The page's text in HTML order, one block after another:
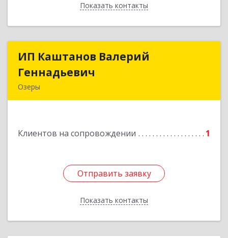
Показать контакты
Назад
ИП Каштанов Валерий
Геннадьевич
Озеры
Клиентов на сопровождении 1
Отправить заявку
Показать контакты
ИП Каштанов Валерий
Подробнее
Отправить заявку
Назад